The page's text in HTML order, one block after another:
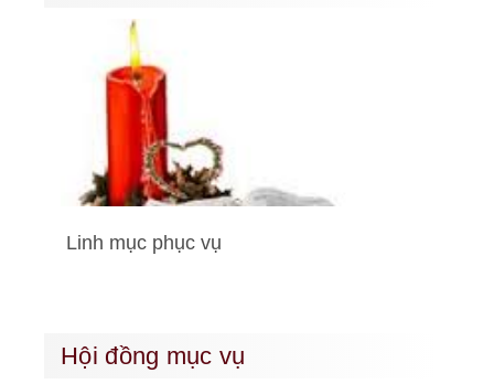
Linh mục phục vụ
Hội đồng mục vụ